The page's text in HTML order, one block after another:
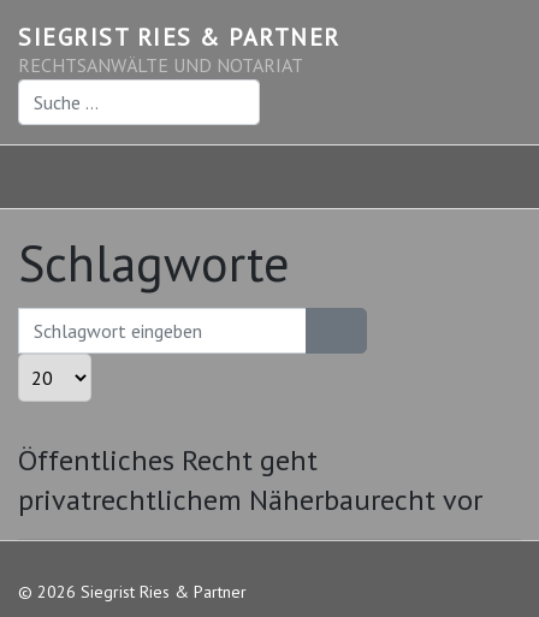
SIEGRIST RIES & PARTNER
RECHTSANWÄLTE UND NOTARIAT
Suchen
Schlagworte
Schlagwort eingeben
Anzeige #
Öffentliches Recht geht
privatrechtlichem Näherbaurecht vor
© 2026 Siegrist Ries & Partner